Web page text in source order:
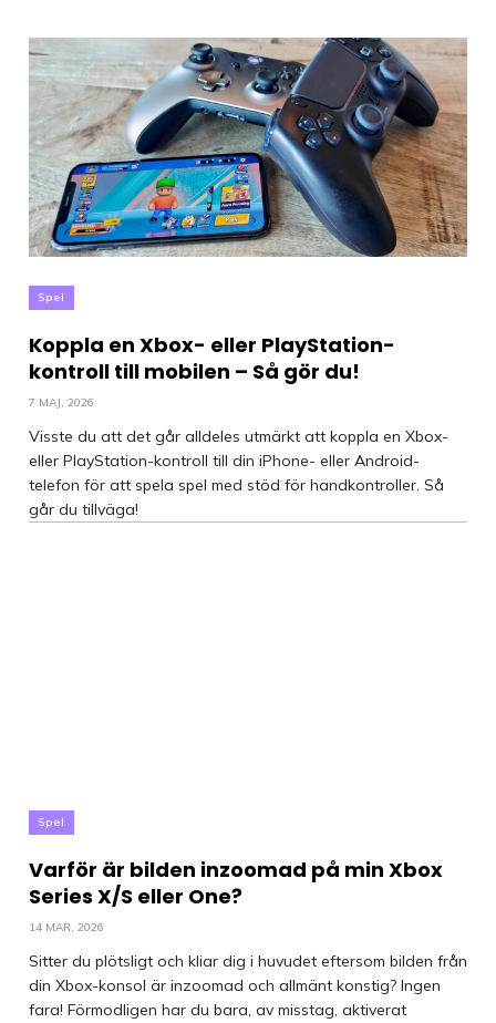
Spel
Koppla en Xbox- eller PlayStation-
kontroll till mobilen – Så gör du!
7 MAJ, 2026
Visste du att det går alldeles utmärkt att koppla en Xbox-
eller PlayStation-kontroll till din iPhone- eller Android-
telefon för att spela spel med stöd för handkontroller. Så
går du tillväga!
Spel
Varför är bilden inzoomad på min Xbox
Series X/S eller One?
14 MAR, 2026
Sitter du plötsligt och kliar dig i huvudet eftersom bilden från
din Xbox-konsol är inzoomad och allmänt konstig? Ingen
fara! Förmodligen har du bara, av misstag, aktiverat